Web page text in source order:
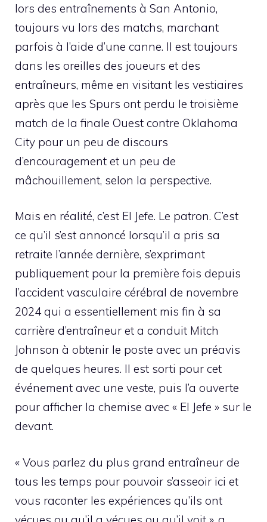
lors des entraînements à San Antonio,
toujours vu lors des matchs, marchant
parfois à l’aide d’une canne. Il est toujours
dans les oreilles des joueurs et des
entraîneurs, même en visitant les vestiaires
après que les Spurs ont perdu le troisième
match de la finale Ouest contre Oklahoma
City pour un peu de discours
d’encouragement et un peu de
mâchouillement, selon la perspective.
Mais en réalité, c’est El Jefe. Le patron. C’est
ce qu’il s’est annoncé lorsqu’il a pris sa
retraite l’année dernière, s’exprimant
publiquement pour la première fois depuis
l’accident vasculaire cérébral de novembre
2024 qui a essentiellement mis fin à sa
carrière d’entraîneur et a conduit Mitch
Johnson à obtenir le poste avec un préavis
de quelques heures. Il est sorti pour cet
événement avec une veste, puis l’a ouverte
pour afficher la chemise avec « El Jefe » sur le
devant.
« Vous parlez du plus grand entraîneur de
tous les temps pour pouvoir s’asseoir ici et
vous raconter les expériences qu’ils ont